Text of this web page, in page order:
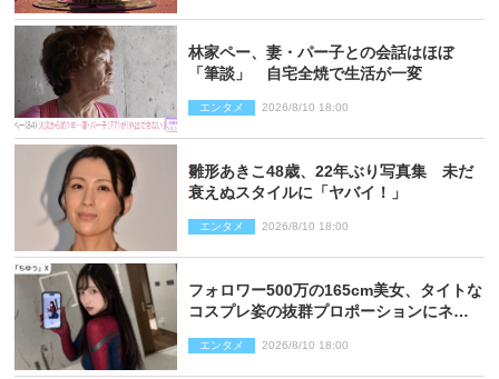
林家ペー、妻・パー子との会話はほぼ
「筆談」 自宅全焼で生活が一変
エンタメ 2026/8/10 18:00
雛形あきこ48歳、22年ぶり写真集 未だ
衰えぬスタイルに「ヤバイ！」
エンタメ 2026/8/10 18:00
フォロワー500万の165cm美女、タイトな
コスプレ姿の抜群プロポーションにネッ
エンタメ 2026/8/10 18:00